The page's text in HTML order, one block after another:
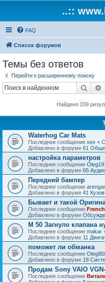
..::
FAQ
Список форумов
Темы без ответов
Перейти к расширенному поиску
Поиск
Найдено 209
Waterhog Car Mats
Последнее сообщение xex «
Добавлено в форуме 61
настройка параметров
Последнее сообщение
Добавлено в форуме 65
Передний бампер
Последнее сообщение
Добавлено в форуме 41 Кузов
Бывает и такой
Последнее сообщение French
Добавлено в форуме
M 50 Загнуло клапана
Последнее сообщение makar
Добавлено в форуме 11
поможет ли обманка
Последнее сообщение
Добавлено в форуме 18
Продам Sony VAIO
Последнее сообщение